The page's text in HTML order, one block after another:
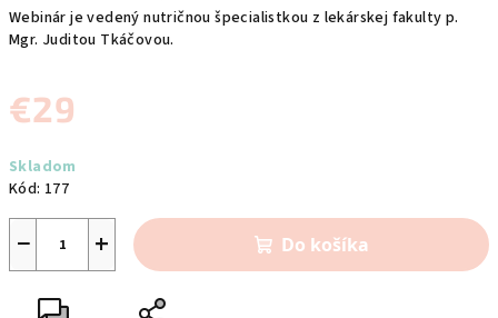
Webinár je vedený nutričnou špecialistkou z lekárskej fakulty p.
Mgr. Juditou Tkáčovou.
€29
cena:
Skladom
Kód: 177
+
− Do košíka